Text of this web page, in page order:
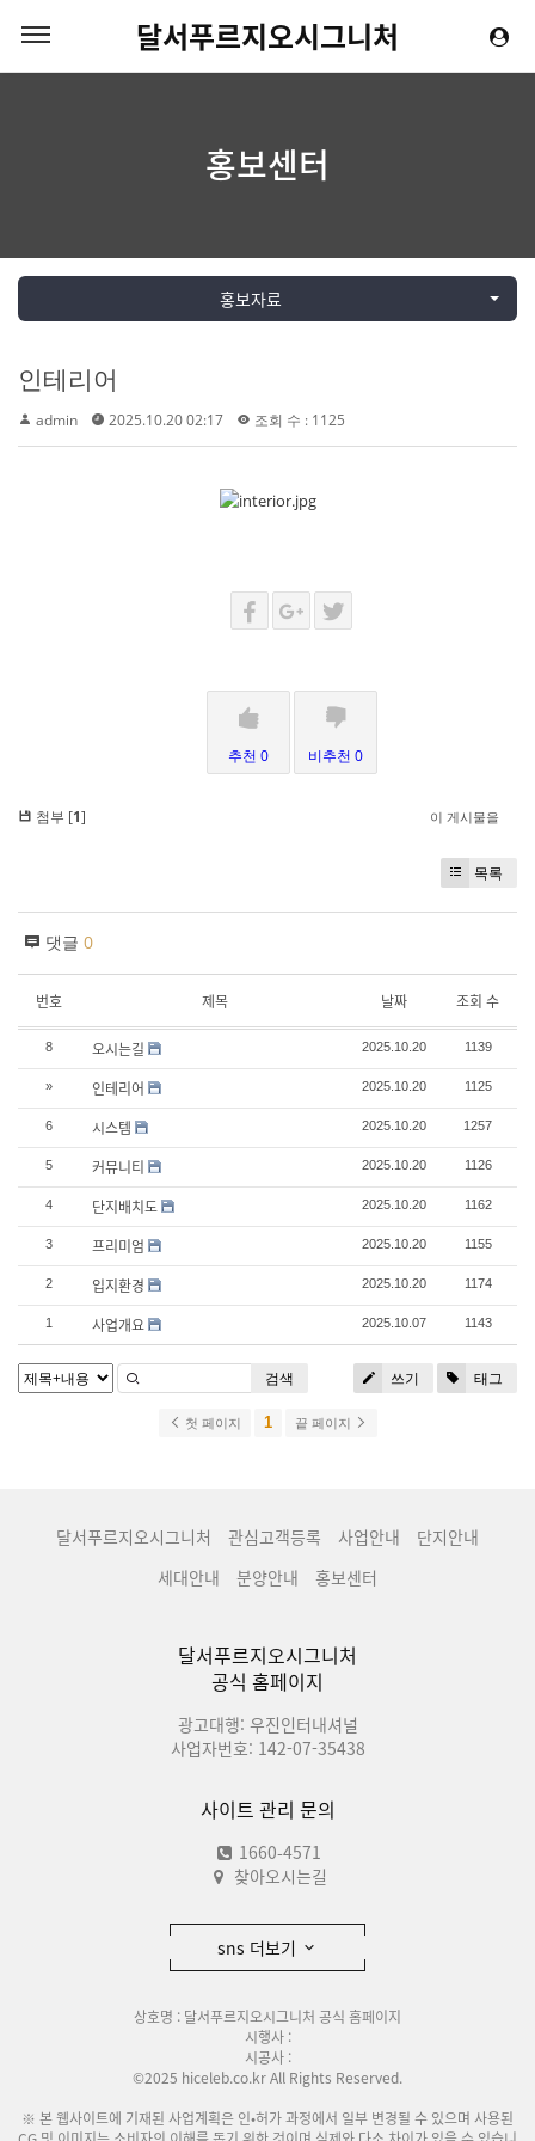
달서푸르지오시그니처
홍보센터
홍보자료
인테리어
admin 2025.10.20 02:17 조회 수 : 1125
추천 0 비추천 0
첨부 [1] 이 게시물을
목록
댓글 0
번호 제목 날짜 조회 수
8 오시는길 2025.10.20 1139
» 인테리어 2025.10.20 1125
6 시스템 2025.10.20 1257
5 커뮤니티 2025.10.20 1126
4 단지배치도 2025.10.20 1162
3 프리미엄 2025.10.20 1155
2 입지환경 2025.10.20 1174
1 사업개요 2025.10.07 1143
쓰기 태그
검색
첫 페이지 1 끝 페이지
달서푸르지오시그니처 관심고객등록 사업안내
단지안내
세대안내
분양안내 홍보센터
달서푸르지오시그니처
공식 홈페이지
광고대행: 우진인터내셔널
사업자번호: 142-07-35438
사이트 관리 문의
1660-4571
찾아오시는길
sns 더보기
상호명 : 달서푸르지오시그니처 공식 홈페이지
시행사 :
시공사 :
©2025 hiceleb.co.kr All Rights Reserved.
※ 본 웹사이트에 기재된 사업계획은 인•허가 과정에서 일부 변경될 수 있으며 사용된